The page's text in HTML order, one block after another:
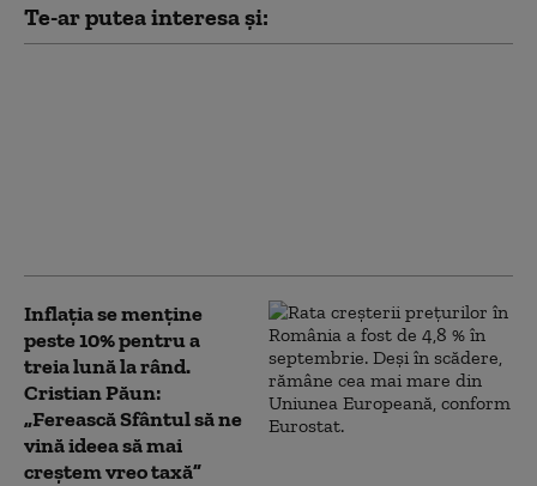
Te-ar putea interesa și:
Inflația se menține
peste 10% pentru a
treia lună la rând.
Cristian Păun:
„Ferească Sfântul să ne
vină ideea să mai
creștem vreo taxă”